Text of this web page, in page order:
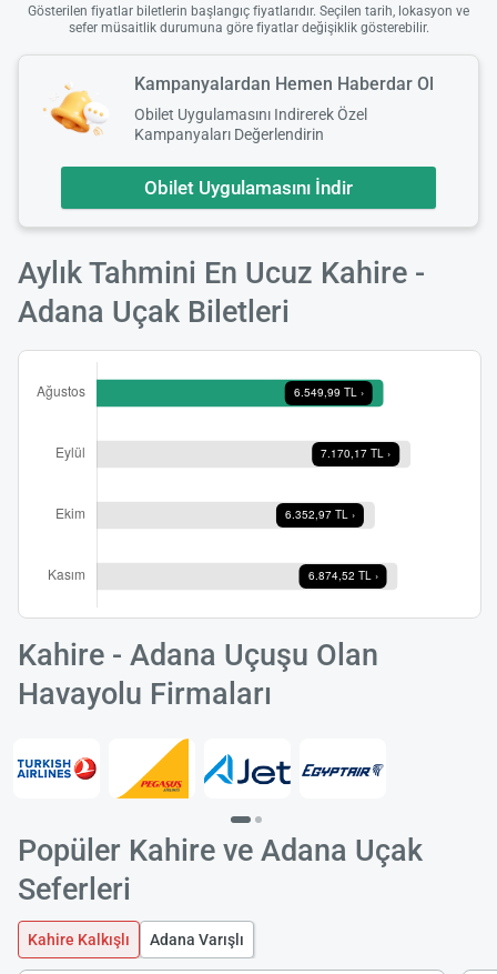
Gösterilen fiyatlar biletlerin başlangıç fiyatlarıdır. Seçilen tarih, lokasyon ve
sefer müsaitlik durumuna göre fiyatlar değişiklik gösterebilir.
Kampanyalardan Hemen Haberdar Ol
Obilet Uygulamasını Indirerek Özel
Kampanyaları Değerlendirin
Obilet Uygulamasını İndir
Aylık Tahmini En Ucuz Kahire -
Adana Uçak Biletleri
Kahire - Adana Uçuşu Olan
Havayolu Firmaları
Popüler Kahire ve Adana Uçak
Seferleri
Kahire Kalkışlı Adana Varışlı